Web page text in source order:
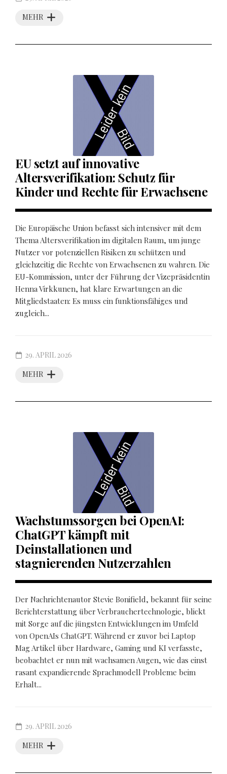
MEHR
EU setzt auf innovative
Altersverifikation: Schutz für
Kinder und Rechte für Erwachsene
Die Europäische Union befasst sich intensiver mit dem
Thema Altersverifikation im digitalen Raum, um junge
Nutzer vor potenziellen Risiken zu schützen und
gleichzeitig die Rechte von Erwachsenen zu wahren. Die
EU-Kommission, unter der Führung der Vizepräsidentin
Henna Virkkunen, hat klare Erwartungen an die
Mitgliedstaaten: Es muss ein funktionsfähiges und
zugleich...
MEHR
29. APRIL 2026
Wachstumssorgen bei OpenAI:
ChatGPT kämpft mit
Deinstallationen und
stagnierenden Nutzerzahlen
Der Nachrichtenautor Stevie Bonifield, bekannt für seine
Berichterstattung über Verbrauchertechnologie, blickt
mit Sorge auf die jüngsten Entwicklungen im Umfeld
von OpenAIs ChatGPT. Während er zuvor bei Laptop
Mag Artikel über Hardware, Gaming und KI verfasste,
beobachtet er nun mit wachsamen Augen, wie das einst
rasant expandierende Sprachmodell Probleme beim
Erhalt...
MEHR
29. APRIL 2026